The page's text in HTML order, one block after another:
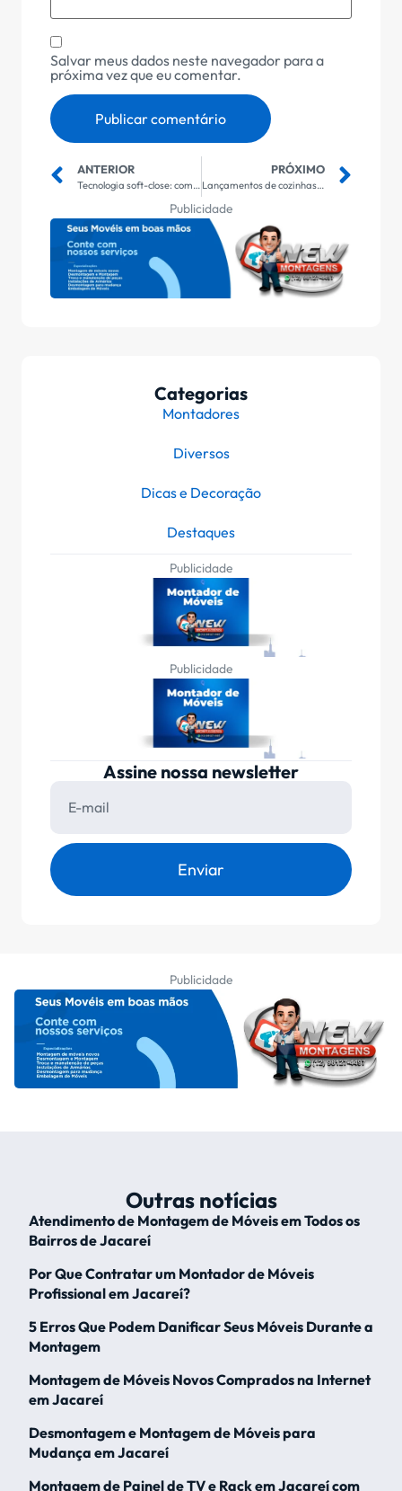
Salvar meus dados neste navegador para a
próxima vez que eu comentar.
ANTERIOR
Tecnologia soft-close: como funciona
PRÓXIMO
Lançamentos de cozinhas modulares
Publicidade
Categorias
Montadores
Diversos
Dicas e Decoração
Destaques
Publicidade
Publicidade
Assine nossa newsletter
Enviar
Publicidade
Outras notícias
Atendimento de Montagem de Móveis em Todos os
Bairros de Jacareí
Por Que Contratar um Montador de Móveis
Profissional em Jacareí?
5 Erros Que Podem Danificar Seus Móveis Durante a
Montagem
Montagem de Móveis Novos Comprados na Internet
em Jacareí
Desmontagem e Montagem de Móveis para
Mudança em Jacareí
Montagem de Painel de TV e Rack em Jacareí com